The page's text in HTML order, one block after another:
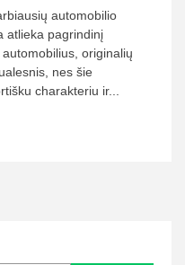
automobilio
atlieka pagrindinį
originalių
nes šie
charakteriu ir...